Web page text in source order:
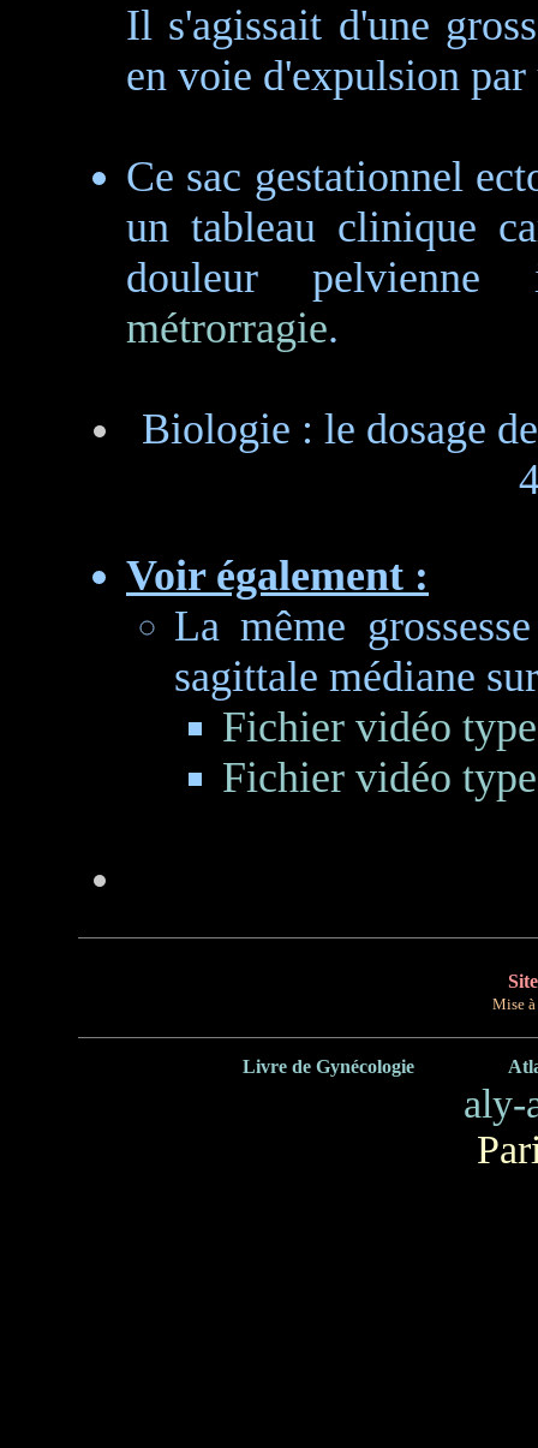
Il s'agissait d'une
en voie d'expulsion
Ce sac gestationnel
un tableau clinique
douleur pelvienne
métrorragie.
Biologie : le dosage
Voir également :
La même
sagittale médiane
Fichier vidéo
Fichier vidéo
Mise
Livre de Gynécologie
aly-